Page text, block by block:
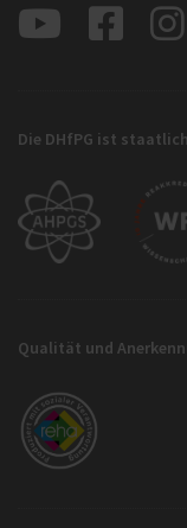
Die DHfPG ist
Qualität und